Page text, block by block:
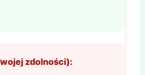
zdolności):